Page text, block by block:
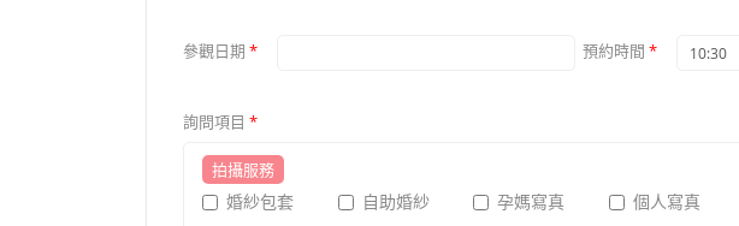
參觀日期 * 預約時間 *
詢問項目 *
拍攝服務
婚紗包套 自助婚紗 孕媽寫真
個人寫真